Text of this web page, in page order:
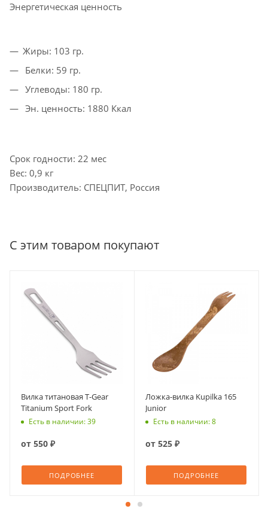
Энергетическая ценность
Жиры: 103 гр.
Белки: 59 гр.
Углеводы: 180 гр.
Эн. ценность: 1880 Ккал
Срок годности: 22 мес
Вес: 0,9 кг
Производитель: СПЕЦПИТ, Россия
С этим товаром покупают
Вилка титановая T-Gear
Titanium Sport Fork
Есть в наличии: 39
от 550 ₽
ПОДРОБНЕЕ
Ложка-вилка Kupilka 165
Junior
Есть в наличии: 8
от 525 ₽
ПОДРОБНЕЕ